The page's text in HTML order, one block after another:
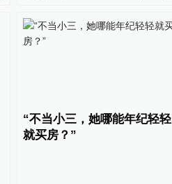
“不当小三，她哪能年纪轻轻
就买房？”